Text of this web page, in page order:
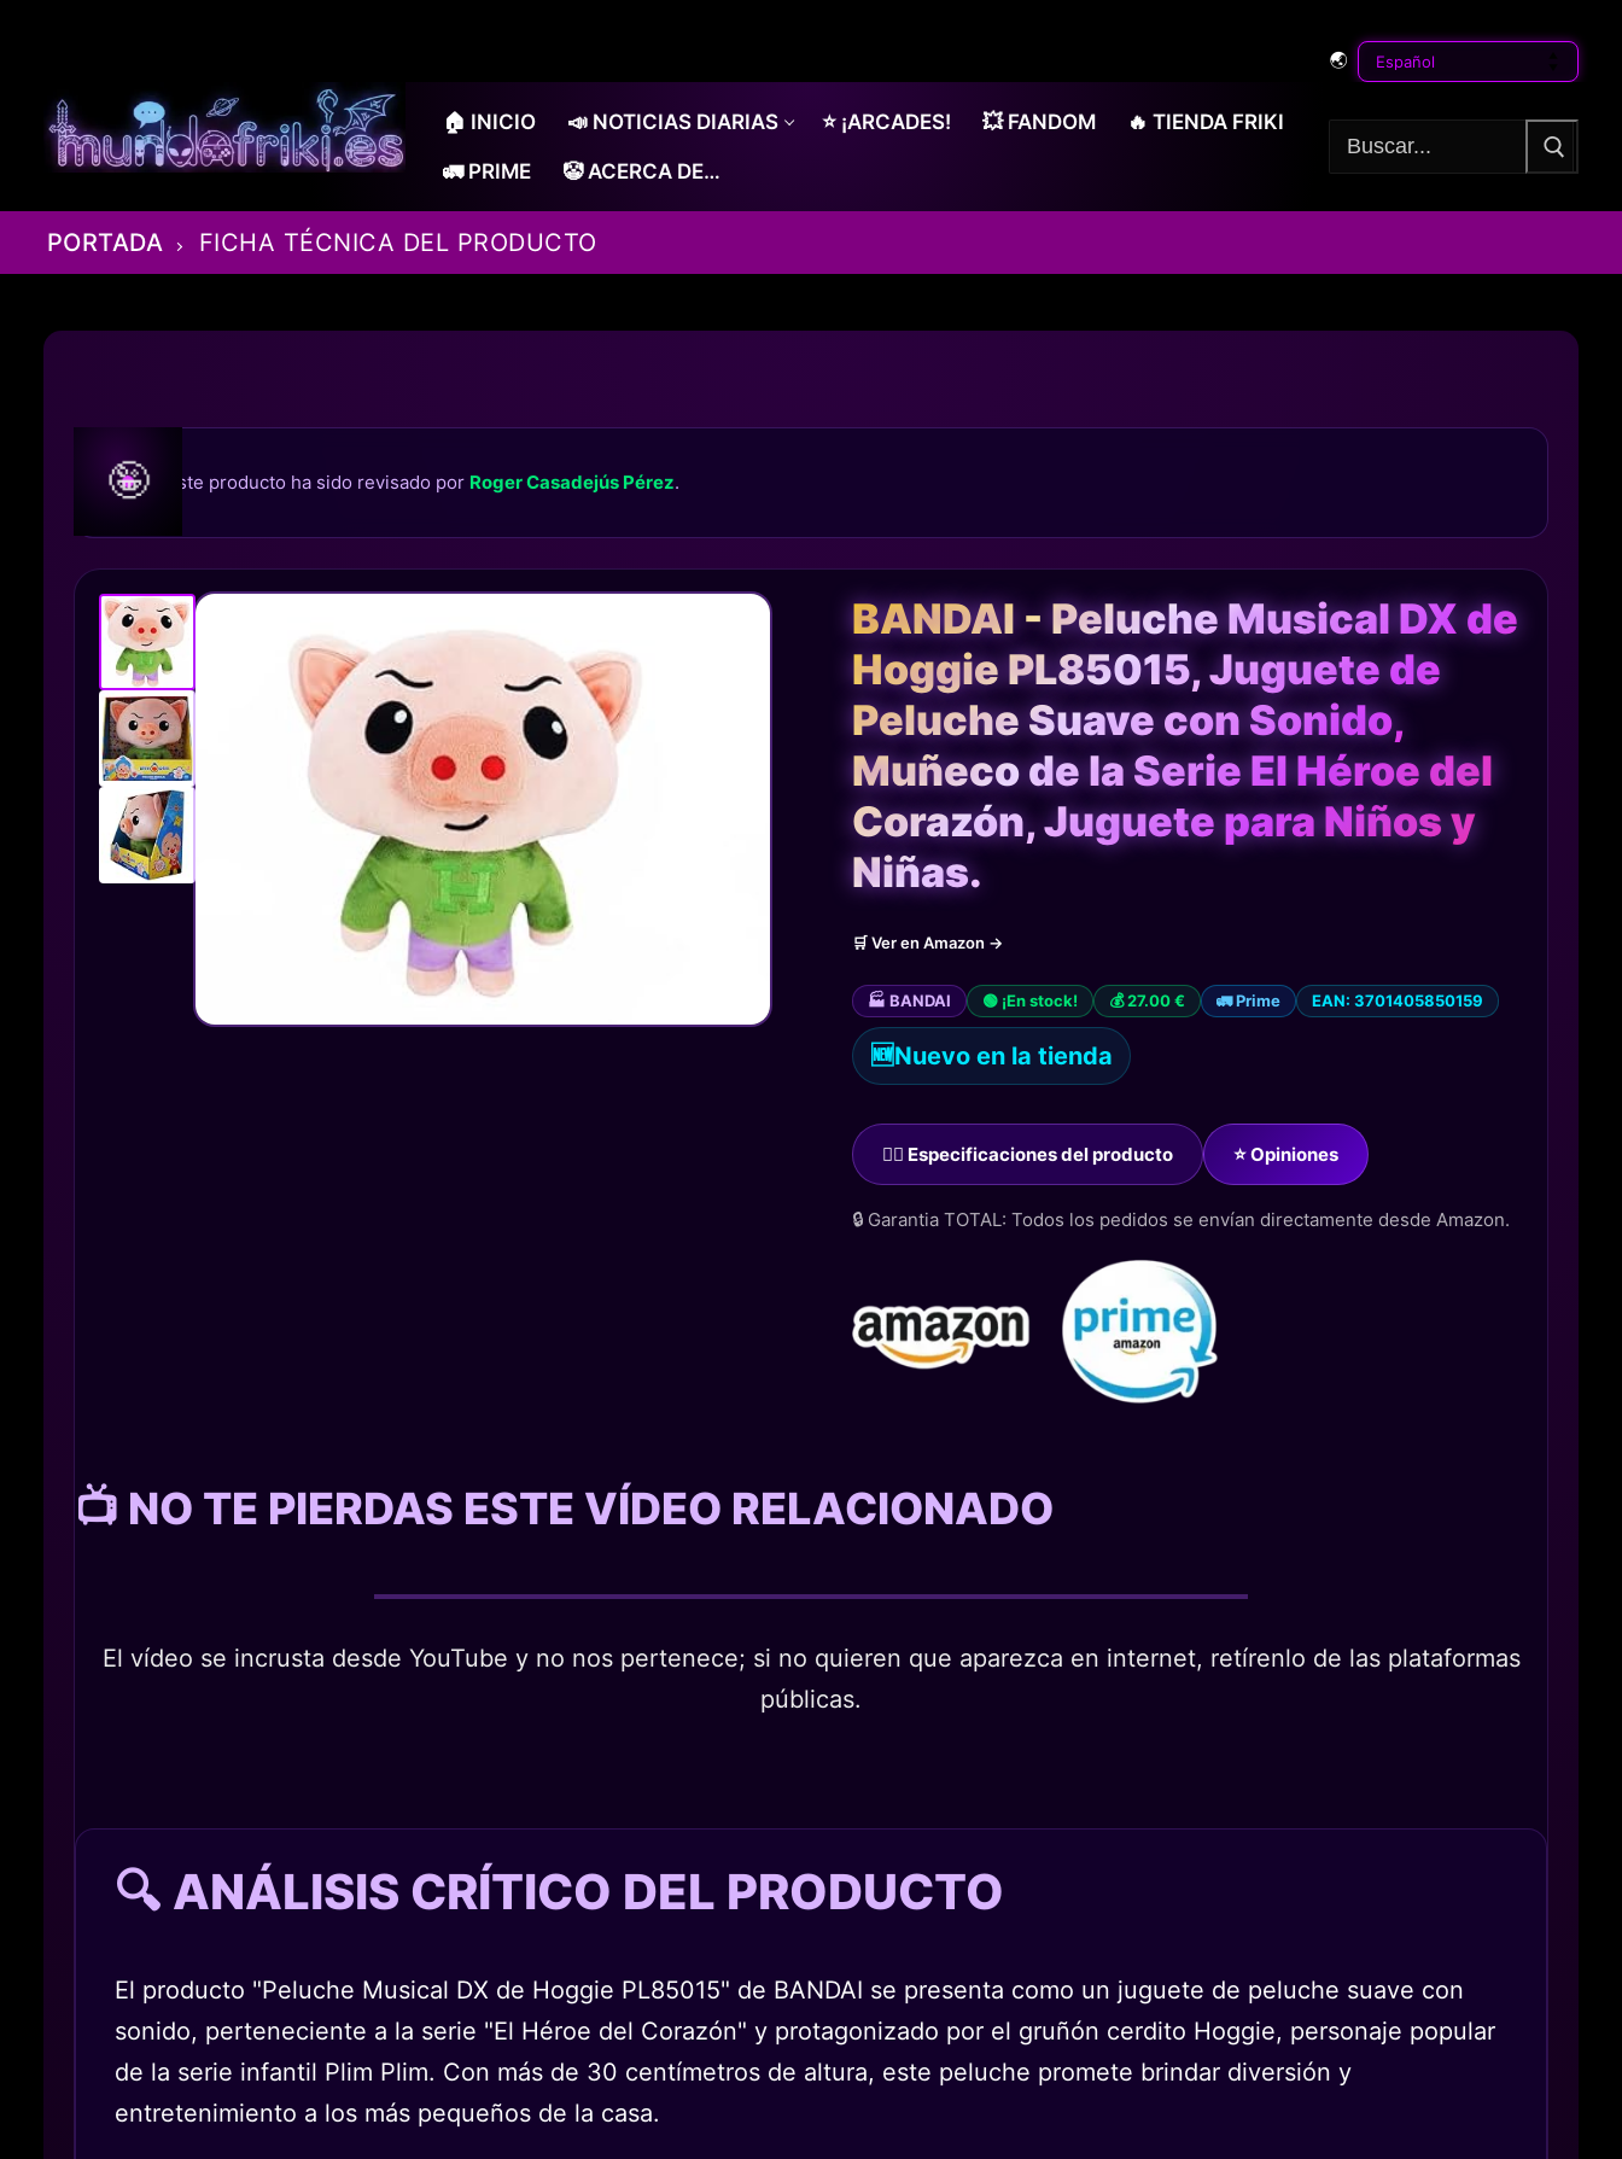
🌏
🏠 INICIO 📣 NOTICIAS DIARIAS ⭐ ¡ARCADES! 💥 FANDOM 🔥 TIENDA FRIKI
🚛 PRIME 🤡 ACERCA DE…
Buscar:
PORTADA FICHA TÉCNICA DEL PRODUCTO
🤪 Este producto ha sido revisado por Roger Casadejús Pérez.
BANDAI - Peluche Musical DX de
Hoggie PL85015, Juguete de
Peluche Suave con Sonido,
Muñeco de la Serie El Héroe del
Corazón, Juguete para Niños y
Niñas.
🛒 Ver en Amazon →
🏭 BANDAI 🟢 ¡En stock! 💰 27.00 € 🚛 Prime EAN: 3701405850159
🆕Nuevo en la tienda
🙋‍♂️ Especificaciones del producto ⭐ Opiniones
🔒 Garantia TOTAL: Todos los pedidos se envían directamente desde Amazon.
📺 NO TE PIERDAS ESTE VÍDEO RELACIONADO
El vídeo se incrusta desde YouTube y no nos pertenece; si no quieren que aparezca en internet, retírenlo de las plataformas
públicas.
🔍 ANÁLISIS CRÍTICO DEL PRODUCTO
El producto "Peluche Musical DX de Hoggie PL85015" de BANDAI se presenta como un juguete de peluche suave con
sonido, perteneciente a la serie "El Héroe del Corazón" y protagonizado por el gruñón cerdito Hoggie, personaje popular
de la serie infantil Plim Plim. Con más de 30 centímetros de altura, este peluche promete brindar diversión y
entretenimiento a los más pequeños de la casa.